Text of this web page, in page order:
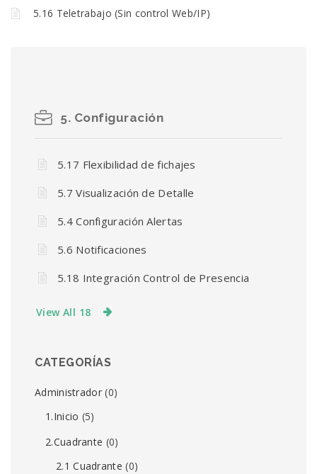
5.16 Teletrabajo (Sin control Web/IP)
5. Configuración
5.17 Flexibilidad de fichajes
5.7 Visualización de Detalle
5.4 Configuración Alertas
5.6 Notificaciones
5.18 Integración Control de Presencia
View All 18
CATEGORÍAS
Administrador(0)
1.Inicio (5)
2.Cuadrante (0)
2.1 Cuadrante (0)